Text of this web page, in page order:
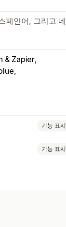
페인어, 그리고 네
& Zapier
기능 표시
기능 표시